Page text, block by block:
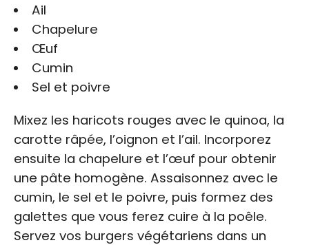
Ail
Chapelure
Œuf
Cumin
Sel et poivre
Mixez les haricots rouges avec le quinoa, la
carotte râpée, l’oignon et l’ail. Incorporez
ensuite la chapelure et l’œuf pour obtenir
une pâte homogène. Assaisonnez avec le
cumin, le sel et le poivre, puis formez des
galettes que vous ferez cuire à la poêle.
Servez vos burgers végétariens dans un